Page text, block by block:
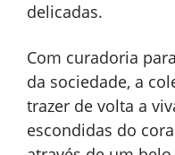
delicadas.
Com curadoria
da sociedade, a
trazer de volta a
escondidas do